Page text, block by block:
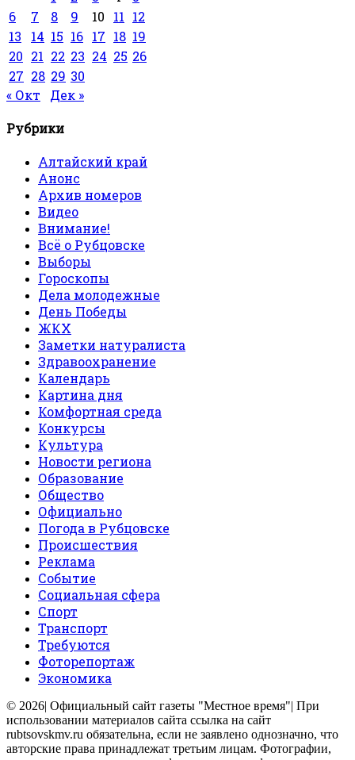
6
7 8 9 10 11
12
13
14 15 16 17 18 19
20 21 22 23 24 25 26
27 28 29 30
« Окт
Дек »
Рубрики
Алтайский край
Анонс
Архив номеров
Видео
Внимание!
Всё о Рубцовске
Выборы
Гороскопы
Дела молодежные
День Победы
ЖКХ
Заметки натуралиста
Здравоохранение
Календарь
Картина дня
Комфортная среда
Конкурсы
Культура
Новости региона
Образование
Общество
Официально
Погода в Рубцовске
Происшествия
Реклама
Событие
Социальная сфера
Спорт
Транспорт
Требуются
Фоторепортаж
Экономика
© 2026| Официальный сайт газеты "Местное время"| При
использовании материалов сайта ссылка на сайт
rubtsovskmv.ru обязательна, если не заявлено однозначно, что
авторские права принадлежат третьим лицам. Фотографии,